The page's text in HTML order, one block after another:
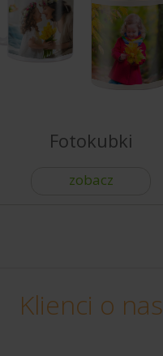
Fotokubki
zobacz
Klienci o nas